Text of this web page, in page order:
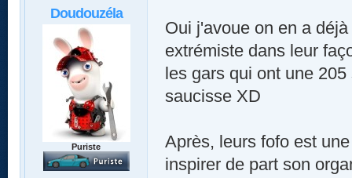
Doudouzéla
Puriste
Oui j'avoue on en a
extrémiste dans leur
les gars qui ont une
saucisse XD
Après, leurs fofo est
inspirer de part son